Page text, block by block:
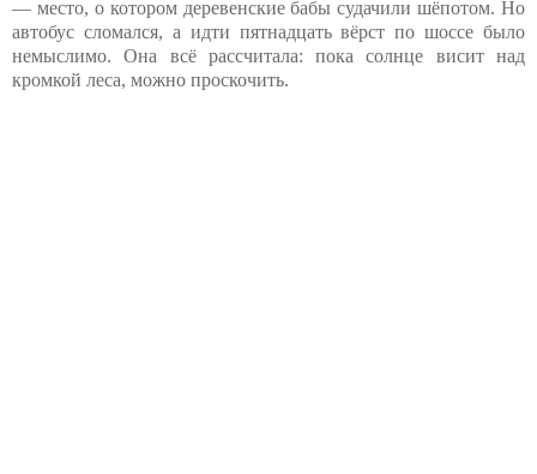
— место, о котором деревенские бабы судачили шёпотом. Но
автобус сломался, а идти пятнадцать вёрст по шоссе было
немыслимо. Она всё рассчитала: пока солнце висит над
кромкой леса, можно проскочить.